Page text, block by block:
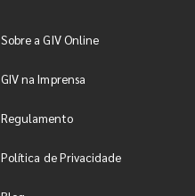
Sobre a GIV Online
GIV na Imprensa
Regulamento
Política de Privacidade